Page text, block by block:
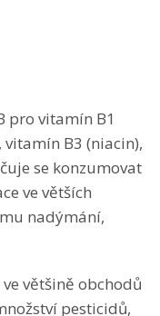
pro vitamín B1
B3 (niacin),
se konzumovat
ve větších
nadýmání,
většině obchodů
pesticidů,